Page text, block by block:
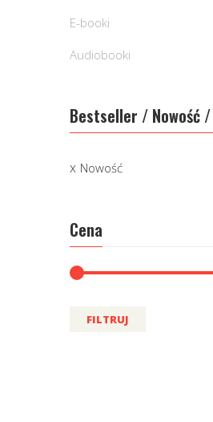
E-booki
Audiobooki
Bestseller / Nowość /
Nowość
Cena
FILTRUJ